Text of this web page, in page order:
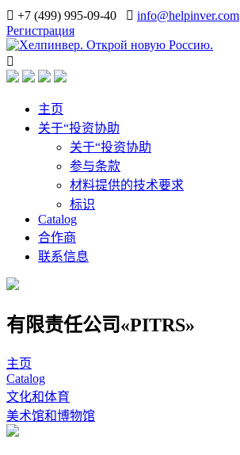
+7 (499) 995-09-40
info@helpinver.com
Регистрация
主页
关于“投资协助
关于“投资协助
参与条款
材料提供的技术要求
标识
Catalog
合作商
联系信息
有限责任公司«PITRS»
主页
Catalog
文化和体育
美术馆和博物馆